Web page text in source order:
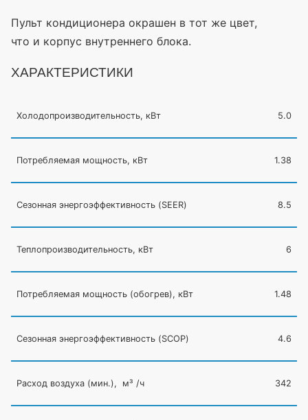
Пульт кондиционера окрашен в тот же цвет,
что и корпус внутреннего блока.
ХАРАКТЕРИСТИКИ
Холодопроизводительность, кВт 5.0
Потребляемая мощность, кВт 1.38
Сезонная энергоэффективность (SEER) 8.5
Теплопроизводительность, кВт 6
Потребляемая мощность (обогрев), кВт 1.48
Сезонная энергоэффективность (SCOP) 4.6
Расход воздуха (мин.), м³ /ч 342